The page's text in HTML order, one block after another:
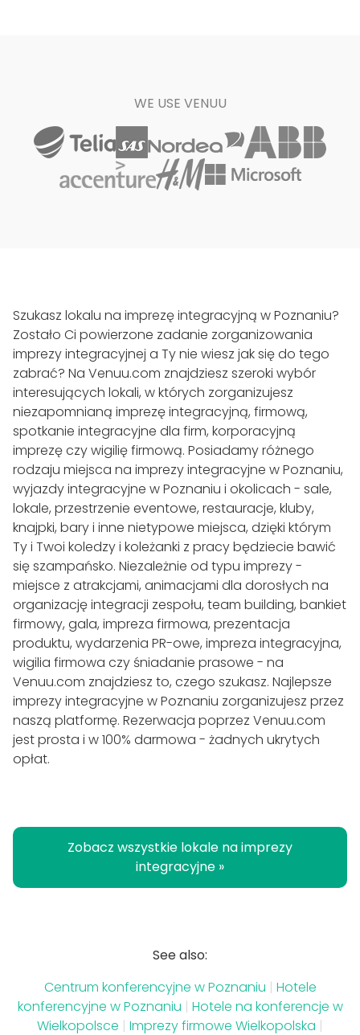
WE USE VENUU
Szukasz lokalu na imprezę integracyjną w Poznaniu?
Zostało Ci powierzone zadanie zorganizowania
imprezy integracyjnej a Ty nie wiesz jak się do tego
zabrać? Na Venuu.com znajdziesz szeroki wybór
interesujących lokali, w których zorganizujesz
niezapomnianą imprezę integracyjną, firmową,
spotkanie integracyjne dla firm, korporacyjną
imprezę czy wigilię firmową. Posiadamy różnego
rodzaju miejsca na imprezy integracyjne w Poznaniu,
wyjazdy integracyjne w Poznaniu i okolicach - sale,
lokale, przestrzenie eventowe, restauracje, kluby,
knajpki, bary i inne nietypowe miejsca, dzięki którym
Ty i Twoi koledzy i koleżanki z pracy będziecie bawić
się szampańsko. Niezależnie od typu imprezy -
miejsce z atrakcjami, animacjami dla dorosłych na
organizację integracji zespołu, team building, bankiet
firmowy, gala, impreza firmowa, prezentacja
produktu, wydarzenia PR-owe, impreza integracyjna,
wigilia firmowa czy śniadanie prasowe - na
Venuu.com znajdziesz to, czego szukasz. Najlepsze
imprezy integracyjne w Poznaniu zorganizujesz przez
naszą platformę. Rezerwacja poprzez Venuu.com
jest prosta i w 100% darmowa - żadnych ukrytych
opłat.
Zobacz wszystkie lokale na imprezy
integracyjne »
See also:
Centrum konferencyjne w Poznaniu | Hotele
konferencyjne w Poznaniu | Hotele na konferencje w
Wielkopolsce | Imprezy firmowe Wielkopolska |